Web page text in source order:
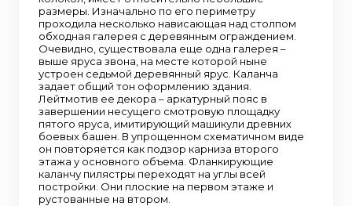
размеры. Изначально по его периметру
проходила несколько нависающая над столпом
обходная галерея с деревянным ограждением.
Очевидно, существовала еще одна галерея –
выше яруса звона, на месте которой ныне
устроен седьмой деревянный ярус. Каланча
задает общий тон оформлению здания.
Лейтмотив ее декора – аркатурный пояс в
завершении несущего смотровую площадку
пятого яруса, имитирующий машикули древних
боевых башен. В упрощенном схематичном виде
он повторяется как подзор карниза второго
этажа у основного объема. Фланкирующие
каланчу пилястры переходят на углы всей
постройки. Они плоские на первом этаже и
рустованные на втором.